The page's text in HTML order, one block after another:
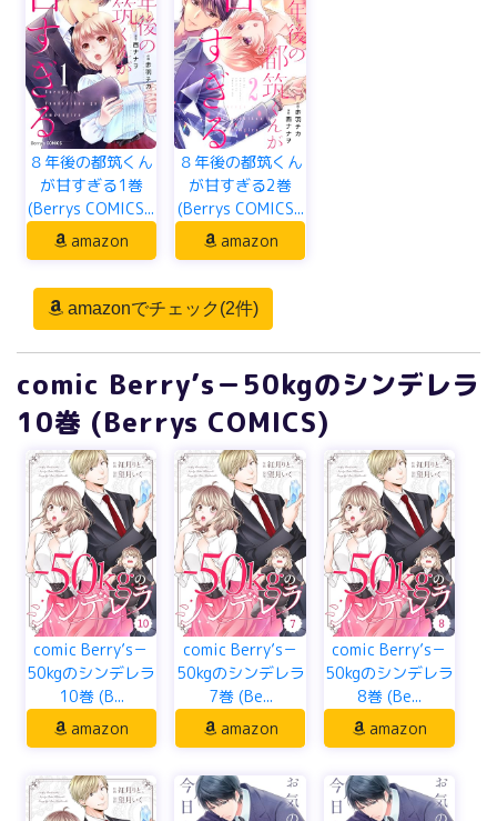
８年後の都筑くん
が甘すぎる1巻
(Berrys COMICS...
amazon
８年後の都筑くん
が甘すぎる2巻
(Berrys COMICS...
amazon
amazonでチェック(2件)
comic Berry’s－50kgのシンデレラ
10巻 (Berrys COMICS)
comic Berry’s－
50kgのシンデレラ
10巻 (B...
amazon
comic Berry’s－
50kgのシンデレラ
7巻 (Be...
amazon
comic Berry’s－
50kgのシンデレラ
8巻 (Be...
amazon